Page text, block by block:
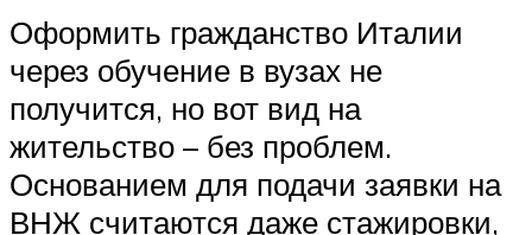
Оформить гражданство Италии
через обучение в вузах не
получится, но вот вид на
жительство – без проблем.
Основанием для подачи заявки на
ВНЖ считаются даже стажировки,